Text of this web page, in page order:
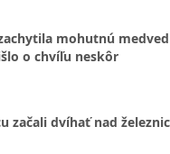
mohutnú
o chvíľu neskôr
začali dvíhať nad